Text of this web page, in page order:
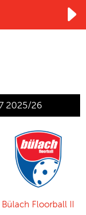
2025/26
Bülach Floorball II